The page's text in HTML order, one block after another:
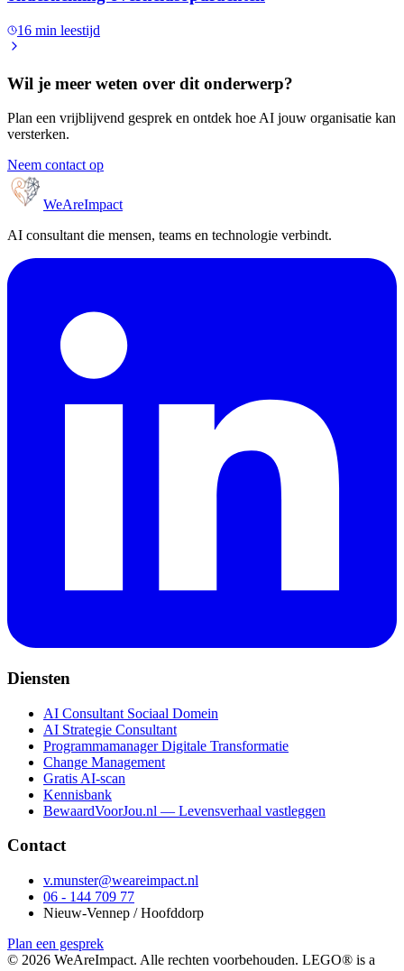
16 min leestijd
Wil je meer weten over dit onderwerp?
Plan een vrijblijvend gesprek en ontdek hoe AI jouw organisatie kan
versterken.
Neem contact op
WeAreImpact
AI consultant die mensen, teams en technologie verbindt.
Diensten
AI Consultant Sociaal Domein
AI Strategie Consultant
Programmamanager Digitale Transformatie
Change Management
Gratis AI-scan
Kennisbank
BewaardVoorJou.nl — Levensverhaal vastleggen
Contact
v.munster@weareimpact.nl
06 - 144 709 77
Nieuw-Vennep / Hoofddorp
Plan een gesprek
© 2026 WeAreImpact. Alle rechten voorbehouden. LEGO® is a